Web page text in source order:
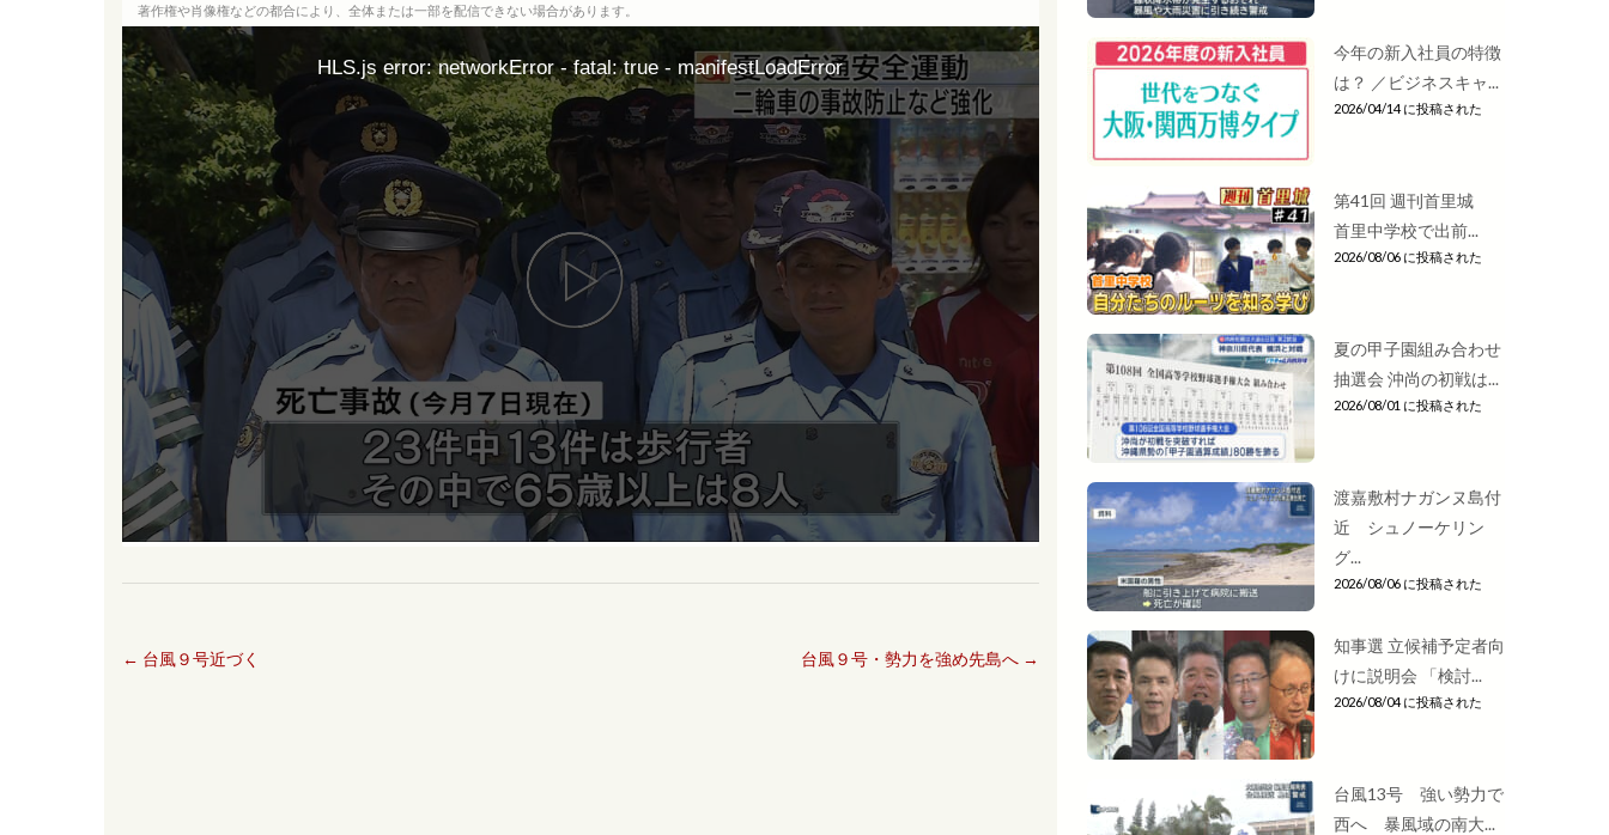
著作権や肖像権などの都合により、全体または一部を配信できない場合があります。
HLS.js error: networkError - fatal: true - manifestLoadError
← 台風９号近づく 台風９号・勢力を強め先島へ →
今年の新入社員の特徴
は？ ／ビジネスキャ...
2026/04/14 に投稿された
第41回 週刊首里城
首里中学校で出前...
2026/08/06 に投稿された
夏の甲子園組み合わせ
抽選会 沖尚の初戦は...
2026/08/01 に投稿された
渡嘉敷村ナガンヌ島付
近 シュノーケリン
グ...
2026/08/06 に投稿された
知事選 立候補予定者向
けに説明会 「検討...
2026/08/04 に投稿された
台風13号 強い勢力で
西へ 暴風域の南大...